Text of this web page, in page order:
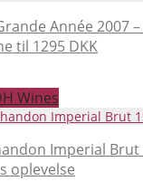
kr.229.00.
Année 2007
til 1295 DKK
Wines
Imperial Brut
oplevelse